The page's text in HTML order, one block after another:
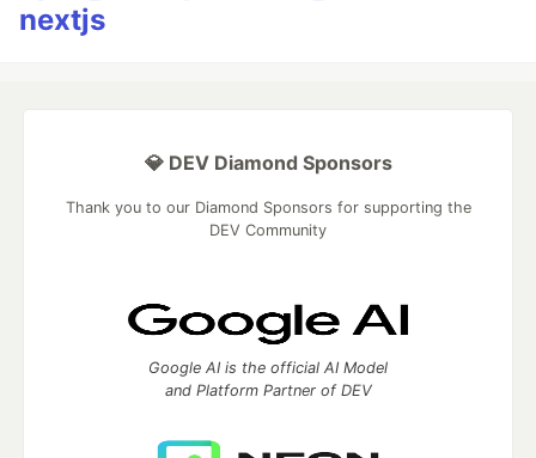
nextjs
💎 DEV Diamond Sponsors
Thank you to our Diamond Sponsors for supporting the
DEV Community
Google AI is the official AI Model
and Platform Partner of DEV